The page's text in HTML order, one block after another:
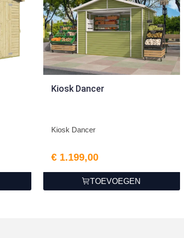
Kiosk Dancer
Kiosk Dancer
€ 1.199,00
TOEVOEGEN